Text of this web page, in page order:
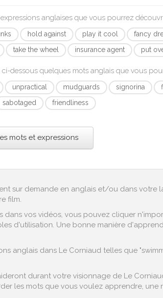
anglaises que vous pourrez
hold against play it cool fancy
take the wheel insurance agent put
ci-dessous quelques mots anglais que vous
unpractical mudguards signorina
sabotaged friendliness
mots et expressions
sur demande en anglais et/ou dans votre
film.
dans vos vidéos, vous pouvez cliquer
d'utilisation. Une bonne manière
anglais dans Le Corniaud telles que
durant votre visionnage de Le
les mots que vous voulez apprendre, une